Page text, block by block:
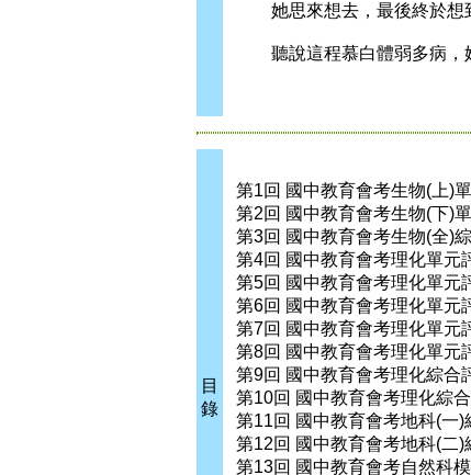
她思來想去，最後終於想
聽說這程慕白體弱多病，
目
錄
第1回 國中教育會考生物(上)
第2回 國中教育會考生物(下)
第3回 國中教育會考生物(全)
第4回 國中教育會考理化單元
第5回 國中教育會考理化單元
第6回 國中教育會考理化單元
第7回 國中教育會考理化單元
第8回 國中教育會考理化單元
第9回 國中教育會考理化綜合
第10回 國中教育會考理化綜
第11回 國中教育會考地科(一)
第12回 國中教育會考地科(二)
第13回 國中教育會考自然科